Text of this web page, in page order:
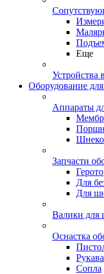
Еще
Устройства
Оборудование
Аппараты
Запчасти
Для
Для
Валики для
Оснастка
Рукава
Сопла